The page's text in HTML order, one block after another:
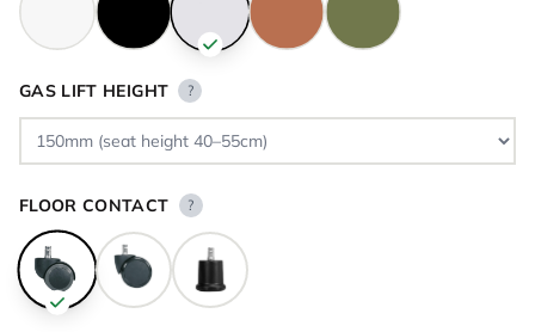
GAS LIFT HEIGHT ?
FLOOR CONTACT ?